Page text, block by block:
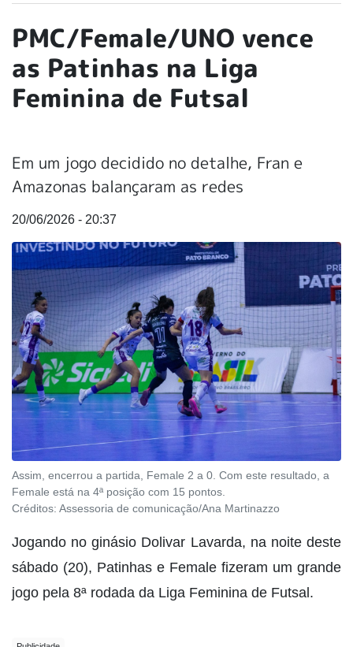
PMC/Female/UNO vence
as Patinhas na Liga
Feminina de Futsal
Em um jogo decidido no detalhe, Fran e
Amazonas balançaram as redes
20/06/2026 - 20:37
Assim, encerrou a partida, Female 2 a 0. Com este resultado, a
Female está na 4ª posição com 15 pontos.
Créditos: Assessoria de comunicação/Ana Martinazzo
Jogando no ginásio Dolivar Lavarda, na noite deste
sábado (20), Patinhas e Female fizeram um grande
jogo pela 8ª rodada da Liga Feminina de Futsal.